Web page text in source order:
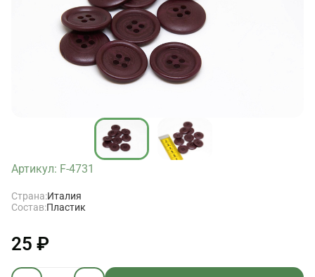
Артикул: F-4731
Страна:Италия
Состав:Пластик
25 ₽